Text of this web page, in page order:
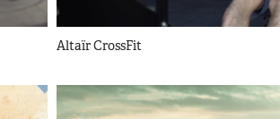
Altaïr CrossFit